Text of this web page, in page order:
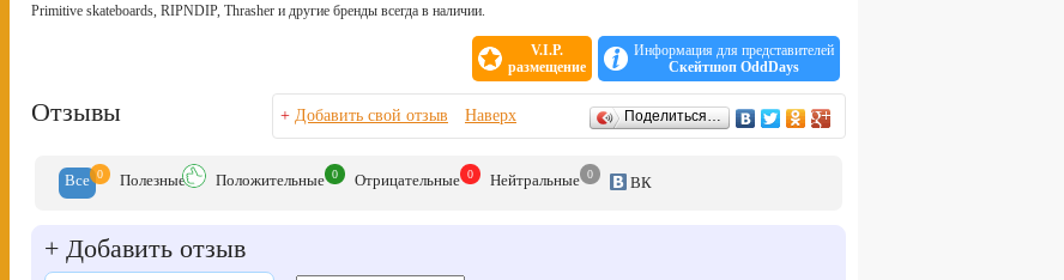
Primitive skateboards, RIPNDIP, Thrasher и другие бренды всегда в наличии.
V.I.P.
размещение
Информация для представителей
Скейтшоп OddDays
Отзывы + Добавить свой отзыв Наверх Поделиться…
Все 0 Полезные Положительные 0 Отрицательные 0 Нейтральные 0 ВК
+ Добавить отзыв